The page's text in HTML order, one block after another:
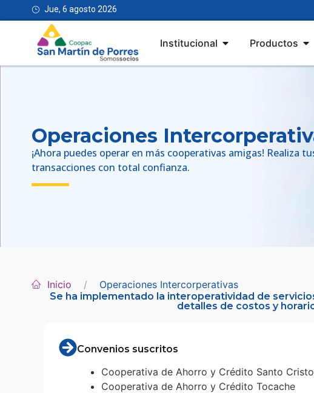
Jue, 6 agosto 2026
Institucional Productos
Operaciones
¡Ahora puedes operar en más cooperativas amigas! Realiza
transacciones con total confianza.
Inicio Operaciones Intercorperativas
Se ha implementado la interoperatividad de
detalles de costos y
Convenios suscritos
Cooperativa de Ahorro y Crédito Santo
Cooperativa de Ahorro y Crédito Tocache